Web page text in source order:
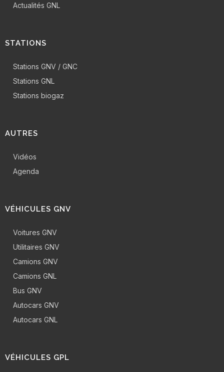
Actualités GNL
STATIONS
Stations GNV / GNC
Stations GNL
Stations biogaz
AUTRES
Vidéos
Agenda
VÉHICULES GNV
Voitures GNV
Utilitaires GNV
Camions GNV
Camions GNL
Bus GNV
Autocars GNV
Autocars GNL
VÉHICULES GPL